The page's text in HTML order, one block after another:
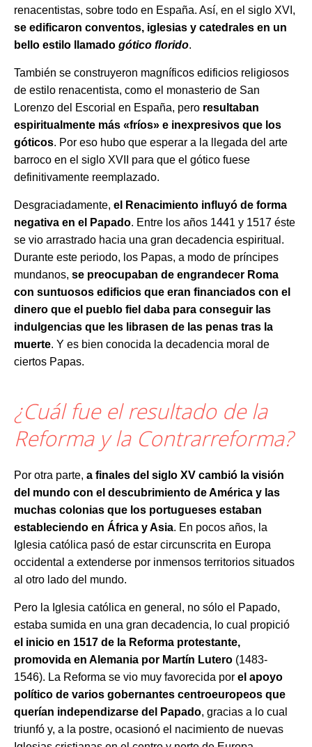
renacentistas, sobre todo en España. Así, en el siglo XVI,
se edificaron conventos, iglesias y catedrales en un
bello estilo llamado gótico florido.
También se construyeron magníficos edificios religiosos
de estilo renacentista, como el monasterio de San
Lorenzo del Escorial en España, pero resultaban
espiritualmente más «fríos» e inexpresivos que los
góticos. Por eso hubo que esperar a la llegada del arte
barroco en el siglo XVII para que el gótico fuese
definitivamente reemplazado.
Desgraciadamente, el Renacimiento influyó de forma
negativa en el Papado. Entre los años 1441 y 1517 éste
se vio arrastrado hacia una gran decadencia espiritual.
Durante este periodo, los Papas, a modo de príncipes
mundanos, se preocupaban de engrandecer Roma
con suntuosos edificios que eran financiados con el
dinero que el pueblo fiel daba para conseguir las
indulgencias que les librasen de las penas tras la
muerte. Y es bien conocida la decadencia moral de
ciertos Papas.
¿Cuál fue el resultado de la
Reforma y la Contrarreforma?
Por otra parte, a finales del siglo XV cambió la visión
del mundo con el descubrimiento de América y las
muchas colonias que los portugueses estaban
estableciendo en África y Asia. En pocos años, la
Iglesia católica pasó de estar circunscrita en Europa
occidental a extenderse por inmensos territorios situados
al otro lado del mundo.
Pero la Iglesia católica en general, no sólo el Papado,
estaba sumida en una gran decadencia, lo cual propició
el inicio en 1517 de la Reforma protestante,
promovida en Alemania por Martín Lutero (1483-
1546). La Reforma se vio muy favorecida por el apoyo
político de varios gobernantes centroeuropeos que
querían independizarse del Papado, gracias a lo cual
triunfó y, a la postre, ocasionó el nacimiento de nuevas